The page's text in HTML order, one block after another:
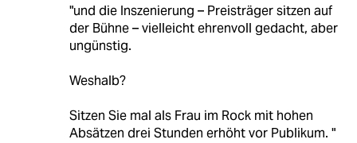
"und die Inszenierung – Preisträger sitzen auf
der Bühne – vielleicht ehrenvoll gedacht, aber
ungünstig.
Weshalb?
Sitzen Sie mal als Frau im Rock mit hohen
Absätzen drei Stunden erhöht vor Publikum. "